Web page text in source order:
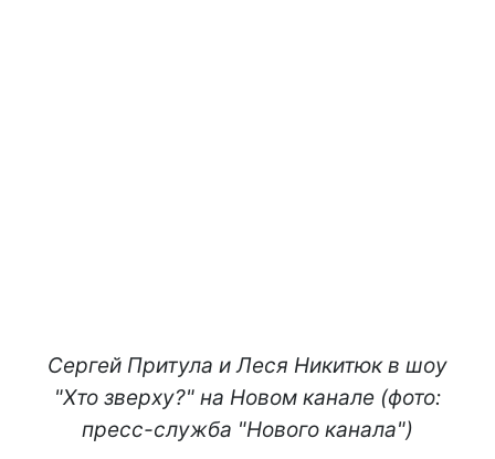
Сергей Притула и Леся Никитюк в шоу
"Хто зверху?" на Новом канале (фото:
пресс-служба "Нового канала")